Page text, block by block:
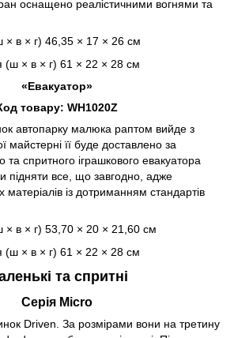
оснащено реалістичними вогнями та
× в × г) 46,35 × 17 × 26 см
(ш × в × г) 61 × 22 × 28 см
«Евакуатор»
товару: WH1020Z
автопарку малюка раптом вийде з
майстерні її буде доставлено за
спритного іграшкового евакуатора
підняти все, що завгодно, адже
матеріалів із дотриманням стандартів
× в × г) 53,70 × 20 × 21,60 см
(ш × в × г) 61 × 22 × 28 см
та спритні
Серія Micro
Driven. За розмірами вони на третину